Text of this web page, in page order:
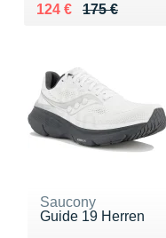
175 €
Au lieu de 175 €
124 €
Vendu 124 €
Saucony
Guide 19 Herren